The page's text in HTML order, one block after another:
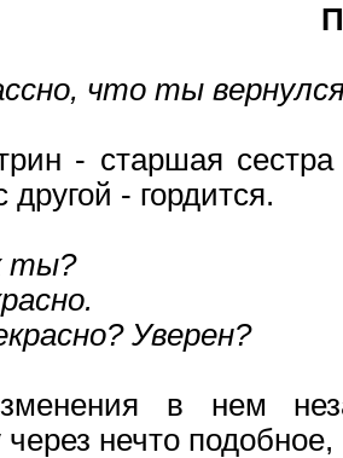
что ты
- старшая
- гордится.
ты?
Уверен?
в нем
нечто подобное,